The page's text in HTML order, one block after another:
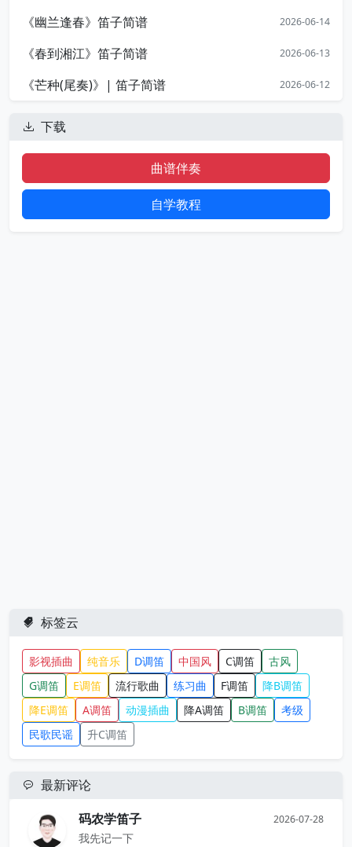
《幽兰逢春》笛子简谱 2026-06-14
《春到湘江》笛子简谱 2026-06-13
《芒种(尾奏)》| 笛子简谱 2026-06-12
下载
曲谱伴奏
自学教程
标签云
影视插曲 纯音乐 D调笛 中国风 C调笛
古风
G调笛
E调笛 流行歌曲 练习曲 F调笛
降B调笛
降E调笛
A调笛 动漫插曲 降A调笛 B调笛
考级
民歌民谣
升C调笛
最新评论
码农学笛子
2026-07-28
我先记一下